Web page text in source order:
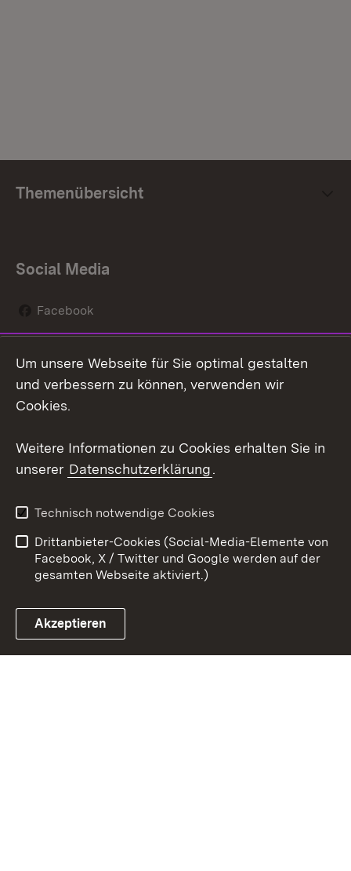
Themenübersicht
Social Media
Facebook
Social Wall
Youtube
Link zum Landesportal
Kontakt
Datenschutz
Barrierefreiheit
Impressum Cookies
Um unsere Webseite für Sie optimal gestalten
und verbessern zu können, verwenden wir
Cookies.
Weitere Informationen zu Cookies erhalten Sie in
unserer Datenschutzerklärung.
Technisch notwendige Cookies
Drittanbieter-Cookies (Social-Media-Elemente von
Facebook, X / Twitter und Google werden auf der
gesamten Webseite aktiviert.)
Akzeptieren